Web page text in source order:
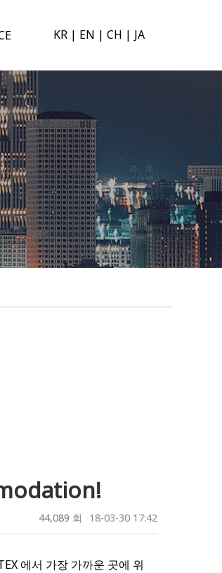
KR | EN | CH | JA
44,089 회 18-03-30 17:42
에서 가장 가까운 곳에 위